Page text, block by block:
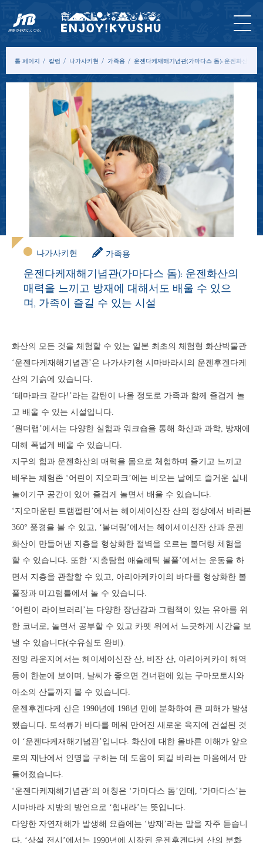
톱 페이지 칼럼 나가사키현 가족용 운젠다케재해기념관(가마다스 돔): 운젠화산의
나가사키현 가족용
운젠다케재해기념관(가마다스 돔): 운젠화산의
매력을 느끼고 방재에 대해서도 배울 수 있으
며, 가족이 즐길 수 있는 시설
화산의 모든 것을 체험할 수 있는 일본 최초의 체험형 화산박물관
‘운젠다케재해기념관’은 나가사키현 시마바라시의 운젠후겐다케
산의 기슭에 있습니다.
‘테마파크 같다!’라는 감탄이 나올 정도로 가족과 함께 즐겁게 놀
고 배울 수 있는 시설입니다.
‘원더랩’에서는 다양한 실험과 워크숍을 통해 화산과 과학, 방재에
대해 폭넓게 배울 수 있습니다.
지구의 힘과 운젠화산의 매력을 몸으로 체험하며 즐기고 느끼고
배우는 체험존 ‘어린이 지오파크’에는 비오는 날에도 즐거운 실내
놀이기구 공간이 있어 즐겁게 놀면서 배울 수 있습니다.
‘지오마운틴 트램펄린’에서는 헤이세이신잔 산의 정상에서 바라본
360° 풍경을 볼 수 있고, ‘볼더링’에서는 헤이세이신잔 산과 운젠
화산이 만들어낸 지층을 형상화한 절벽을 오르는 볼더링 체험을
할 수 있습니다. 또한 ‘지층탐험 애슬레틱 볼풀’에서는 운동을 하
면서 지층을 관찰할 수 있고, 아리아케카이의 바다를 형상화한 볼
풀장과 미끄럼틀에서 놀 수 있습니다.
‘어린이 라이브러리’는 다양한 장난감과 그림책이 있는 유아를 위
한 코너로, 놀면서 공부할 수 있고 카펫 위에서 느긋하게 시간을 보
낼 수 있습니다(수유실도 완비).
전망 라운지에서는 헤이세이신잔 산, 비잔 산, 아리아케카이 해역
등이 한눈에 보이며, 날씨가 좋으면 건너편에 있는 구마모토시와
아소의 산들까지 볼 수 있습니다.
운젠후겐다케 산은 1990년에 198년 만에 분화하여 큰 피해가 발생
했습니다. 토석류가 바다를 메워 만어진 새로운 육지에 건설된 것
이 ‘운젠다케재해기념관’입니다. 화산에 대한 올바른 이해가 앞으
로의 재난에서 인명을 구하는 데 도움이 되길 바라는 마음에서 만
들어졌습니다.
‘운젠다케재해기념관’의 애칭은 ‘가마다스 돔’인데, ‘가마다스’는
시마바라 지방의 방언으로 ‘힘내라’는 뜻입니다.
다양한 자연재해가 발생해 요즘에는 ‘방재’라는 말을 자주 듣습니
다. ‘상설 전시’에서는 1990년에 시작된 운젠후겐다케 산의 분화
홈 페
이지
최신
정보
투어&
체험
입장
권